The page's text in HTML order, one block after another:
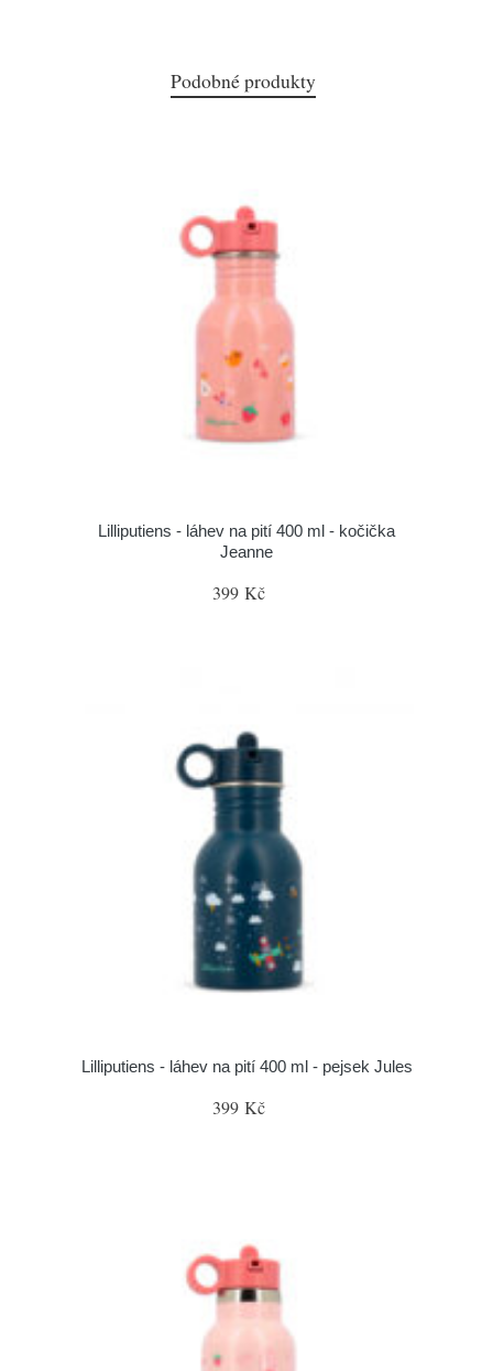
Podobné produkty
Lilliputiens - láhev na pití 400 ml - kočička
Jeanne
399 Kč
Lilliputiens - láhev na pití 400 ml - pejsek Jules
399 Kč